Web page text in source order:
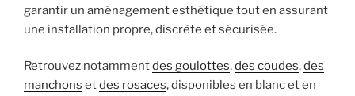
garantir un aménagement esthétique tout en assurant
une installation propre, discrète et sécurisée.
Retrouvez notammentdes goulottes,des coudes,des
manchons etdes rosaces, disponibles en blanc et en